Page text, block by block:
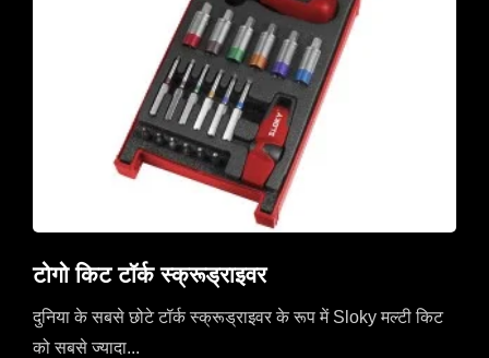
टोगो किट टॉर्क स्क्रूड्राइवर
दुनिया के सबसे छोटे टॉर्क स्क्रूड्राइवर के रूप में Sloky मल्टी किट
को सबसे ज्यादा...